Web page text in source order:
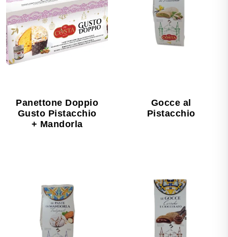
Panettone Doppio
Gusto Pistacchio
+ Mandorla
Gocce al
Pistacchio